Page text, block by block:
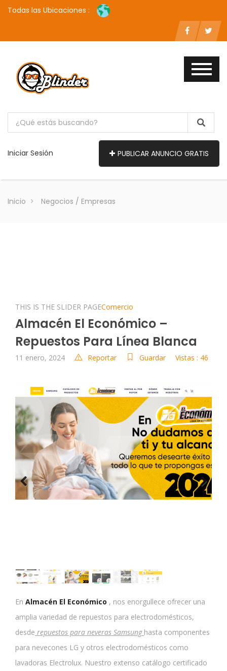
Todas las Ubicaciones :
Iniciar Sesión PUBLICAR ANUNCIO GRATIS
Inicio Negocios / Empresas
THIS IS THE SLIDER PAGEComercio
Almacén El Económico –
Repuestos Para Línea Blanca
11 enero, 2024 Reportar Guardar Vistas : 46
Previous Next
En Almacén El Económico , nos enorgullece ofrecer una
amplia variedad de repuestos para electrodomésticos,
desde repuestos para neveras Samsung hasta componentes
para nevecones LG y otros electrodomésticos como
lavadoras Electrolux. Nuestro extenso catálogo certificado